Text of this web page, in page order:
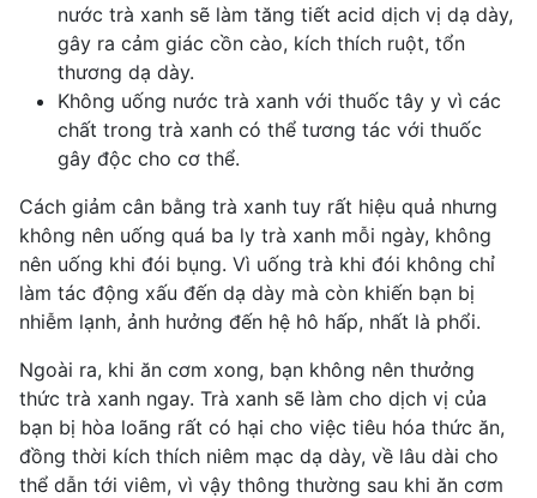
nước trà xanh sẽ làm tăng tiết acid dịch vị dạ dày,
gây ra cảm giác cồn cào, kích thích ruột, tổn
thương dạ dày.
Không uống nước trà xanh với thuốc tây y vì các
chất trong trà xanh có thể tương tác với thuốc
gây độc cho cơ thể.
Cách giảm cân bằng trà xanh tuy rất hiệu quả nhưng
không nên uống quá ba ly trà xanh mỗi ngày, không
nên uống khi đói bụng. Vì uống trà khi đói không chỉ
làm tác động xấu đến dạ dày mà còn khiến bạn bị
nhiễm lạnh, ảnh hưởng đến hệ hô hấp, nhất là phổi.
Ngoài ra, khi ăn cơm xong, bạn không nên thưởng
thức trà xanh ngay. Trà xanh sẽ làm cho dịch vị của
bạn bị hòa loãng rất có hại cho việc tiêu hóa thức ăn,
đồng thời kích thích niêm mạc dạ dày, về lâu dài cho
thể dẫn tới viêm, vì vậy thông thường sau khi ăn cơm